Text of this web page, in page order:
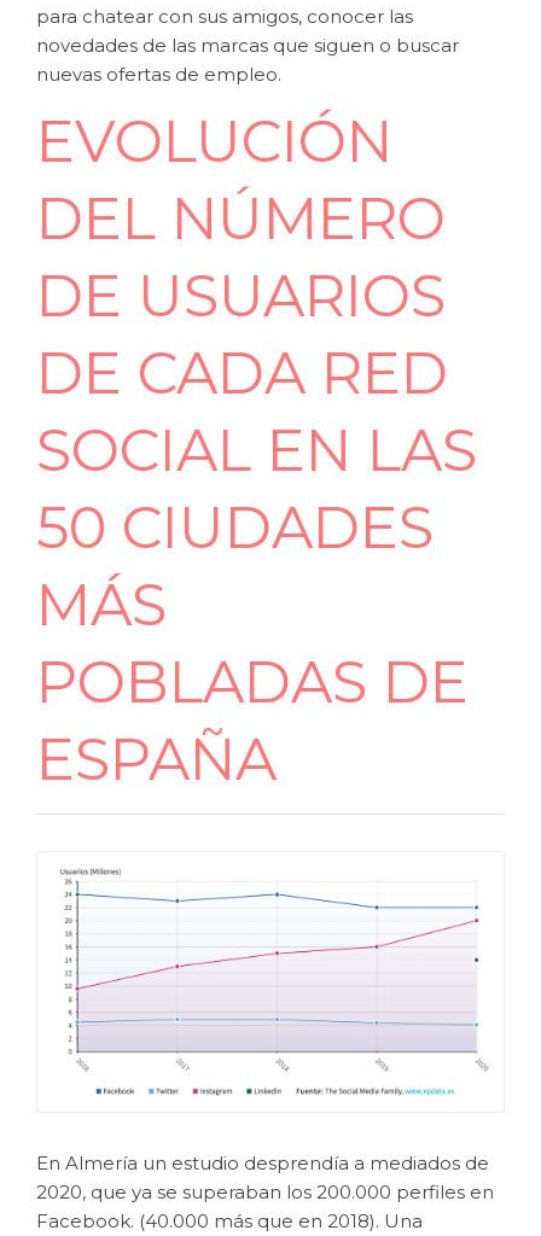
para chatear con sus amigos, conocer las
novedades de las marcas que siguen o buscar
nuevas ofertas de empleo.
EVOLUCIÓN
DEL NÚMERO
DE USUARIOS
DE CADA RED
SOCIAL EN LAS
50 CIUDADES
MÁS
POBLADAS DE
ESPAÑA
En Almería un estudio desprendía a mediados de
2020, que ya se superaban los 200.000 perfiles en
Facebook. (40.000 más que en 2018). Una